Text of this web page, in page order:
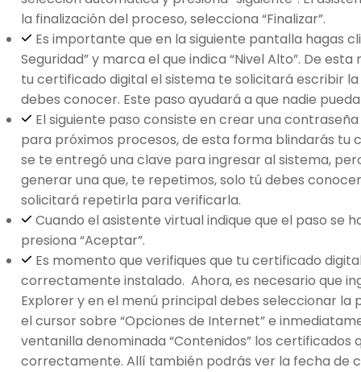
la finalización del proceso, selecciona “Finalizar”.
Es importante que en la siguiente pantalla hagas
Seguridad” y marca el que indica “Nivel Alto”. De
tu certificado digital el sistema te solicitará escribir
debes conocer. Este paso ayudará a que nadie
El siguiente paso consiste en crear una
para próximos procesos, de esta forma blindarás tu
se te entregó una clave para ingresar al sistema,
generar una que, te repetimos, solo tú debes
solicitará repetirla para verificarla.
Cuando el asistente virtual indique que el paso se
presiona “Aceptar”.
Es momento que verifiques que tu certificado
correctamente instalado. Ahora, es necesario que
Explorer y en el menú principal debes seleccionar la
el cursor sobre “Opciones de Internet” e
ventanilla denominada “Contenidos” los certificados
correctamente. Allí también podrás ver la fecha de